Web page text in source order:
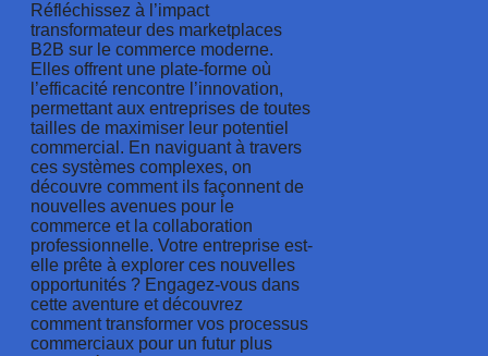
Réfléchissez à l’impact
transformateur des marketplaces
B2B sur le commerce moderne.
Elles offrent une plate-forme où
l’efficacité rencontre l’innovation,
permettant aux entreprises de toutes
tailles de maximiser leur potentiel
commercial. En naviguant à travers
ces systèmes complexes, on
découvre comment ils façonnent de
nouvelles avenues pour le
commerce et la collaboration
professionnelle. Votre entreprise est-
elle prête à explorer ces nouvelles
opportunités ? Engagez-vous dans
cette aventure et découvrez
comment transformer vos processus
commerciaux pour un futur plus